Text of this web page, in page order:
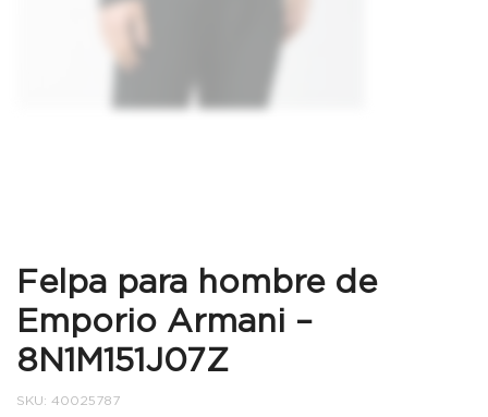
Felpa para hombre de
Emporio Armani –
8N1M151J07Z
SKU: 40025787